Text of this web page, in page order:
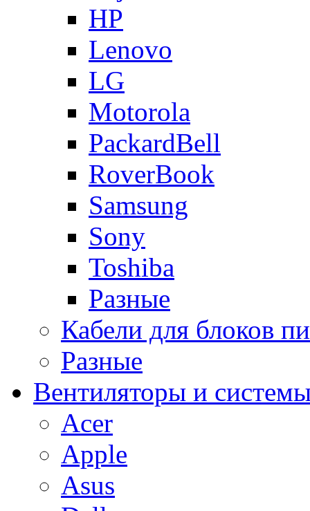
HP
Lenovo
LG
Motorola
PackardBell
RoverBook
Samsung
Sony
Toshiba
Разные
Кабели для блоков
Разные
Вентиляторы и
Acer
Apple
Asus